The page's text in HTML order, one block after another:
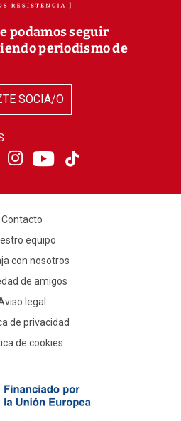
podamos seguir
periodismo de
SOCIA/O
Contacto
equipo
con nosotros
de amigos
legal
de privacidad
de cookies